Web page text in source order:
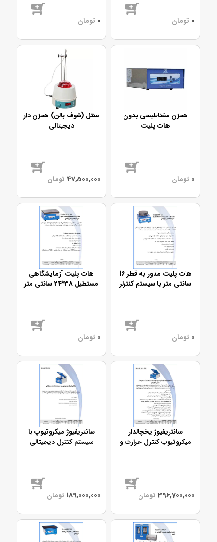
موجود موجود
همزن مغناطیسی بدون
هات پلیت
موجود
منتل (شوف بالن) همزن دار
دیجیتالی
موجود
هات پلیت مدور به قطر 16
سانتی متر با سیستم کنترلر
موجود
هات پلیت آزمایشگاهی
مستطیل 38*24 سانتی متر
موجود
سانتریفیوژ یخچالدار
میکروتیوب کنترل حرارت و
موجود
سانتریفیوژ میکروتیوپ با
سیستم کنترل دیجیتالی
موجود